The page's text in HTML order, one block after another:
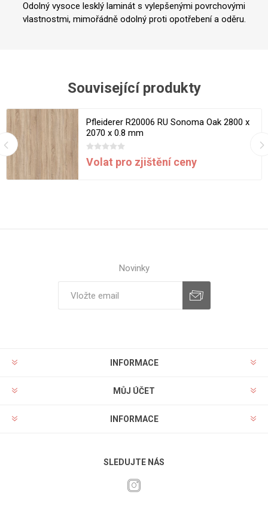
Odolný vysoce lesklý laminát s vylepšenými povrchovými
vlastnostmi, mimořádně odolný proti opotřebení a oděru.
Související produkty
Pfleiderer R20006 RU Sonoma Oak 2800 x
2070 x 0.8 mm
Volat pro zjištění ceny
Novinky
INFORMACE
MŮJ ÚČET
INFORMACE
SLEDUJTE NÁS